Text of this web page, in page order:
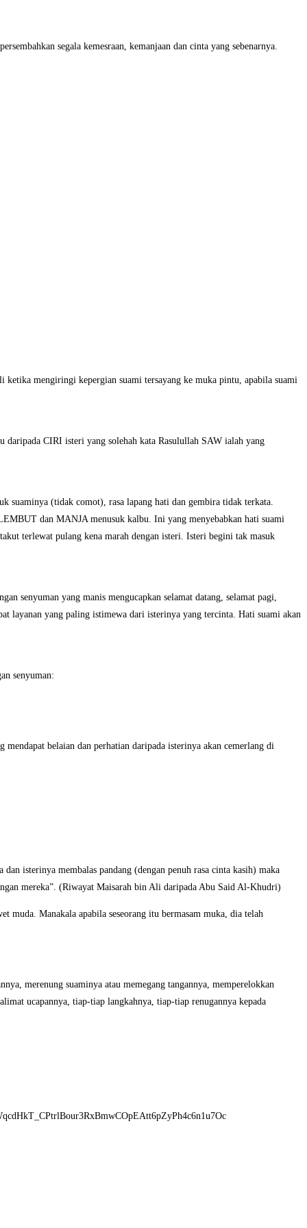
segala kemesraan, kemanjaan dan cinta yang sebenarnya.
ketika mengiringi kepergian suami tersayang ke muka pintu, apabila suami
CIRI isteri yang solehah kata Rasulullah SAW ialah yang
suaminya (tidak comot), rasa lapang hati dan gembira tidak terkata.
dan MANJA menusuk kalbu. Ini yang menyebabkan hati suami
terlewat pulang kena marah dengan isteri. Isteri begini tak masuk
senyuman yang manis mengucapkan selamat datang, selamat pagi,
layanan yang paling istimewa dari isterinya yang tercinta. Hati suami akan
senyuman:
belaian dan perhatian daripada isterinya akan cemerlang di
isterinya membalas pandang (dengan penuh rasa cinta kasih) maka
mereka”. (Riwayat Maisarah bin Ali daripada Abu Said Al-Khudri)
muda. Manakala apabila seseorang itu bermasam muka, dia telah
merenung suaminya atau memegang tangannya, memperelokkan
ucapannya, tiap-tiap langkahnya, tiap-tiap renugannya kepada